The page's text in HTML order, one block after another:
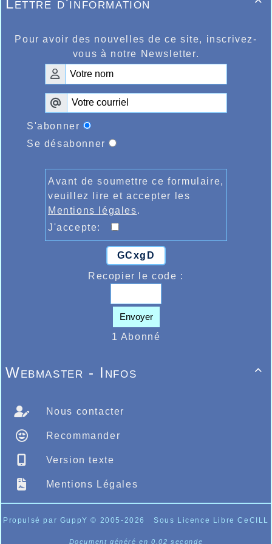
terminait en 22mn33 prenant la 4
Lettre d'information
Pour avoir des nouvelles de ce site, inscrivez-
vous à notre Newsletter.
S'abonner
Se désabonner
Avant de soumettre ce formulaire,
veuillez lire et accepter les
Mentions légales.
J'accepte:
GCxgD
Recopier le code :
Envoyer
1 Abonné

Webmaster - Infos
Nous contacter
Recommander
Version texte
Mentions Légales
Propulsé par GuppY© 2005-2026 Sous Licence Libre CeCILL
Document généré en 0.02 seconde